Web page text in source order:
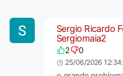
Sergio Ricardo
Sergiomaia2
2 0
25/06/2026